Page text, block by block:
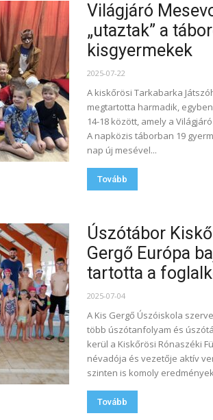
Világjáró
„utaztak” a
kisgyermekek
2025-07-22
A kiskőrösi Tarkabarka
megtartotta harmadik,
14-18 között, amely a
A napközis táborban 19
nap új mesével...
Tovább
Úszótábor
Gergő Európa
tartotta a
2025-07-04
A Kis Gergő Úszóiskola
több úszótanfolyam és
kerül a Kiskőrösi Rónaszéki
névadója és vezetője aktív
szinten is komoly
Tovább